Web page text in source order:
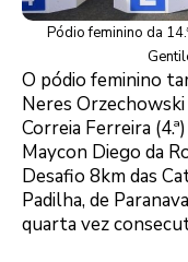
Pódio feminino da
O pódio feminino
Neres Orzechowski
Correia Ferreira
Maycon Diego da
Desafio 8km das
Padilha, de
quarta vez